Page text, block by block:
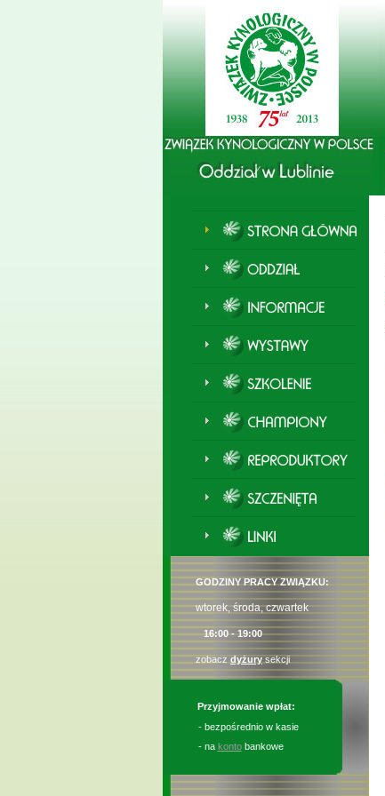
GODZINY PRACY ZWIĄZKU:
wtorek, środa, czwartek
16:00 - 19:00
zobacz dyżurysekcji
Przyjmowanie wpłat:
- bezpośrednio w kasie
- na kontobankowe